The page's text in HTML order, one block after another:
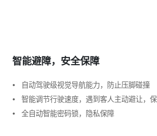
智能避障，安全保障
自动驾驶级视觉导航能力，防止压脚碰撞
智能调节行驶速度，遇到客人主动避让，
全自动智能密码锁，隐私保障